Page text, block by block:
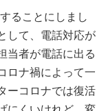
ることにしまし
して、電話対応が
当者が電話に出る
ロナ禍によって一
ーコロナでは復活